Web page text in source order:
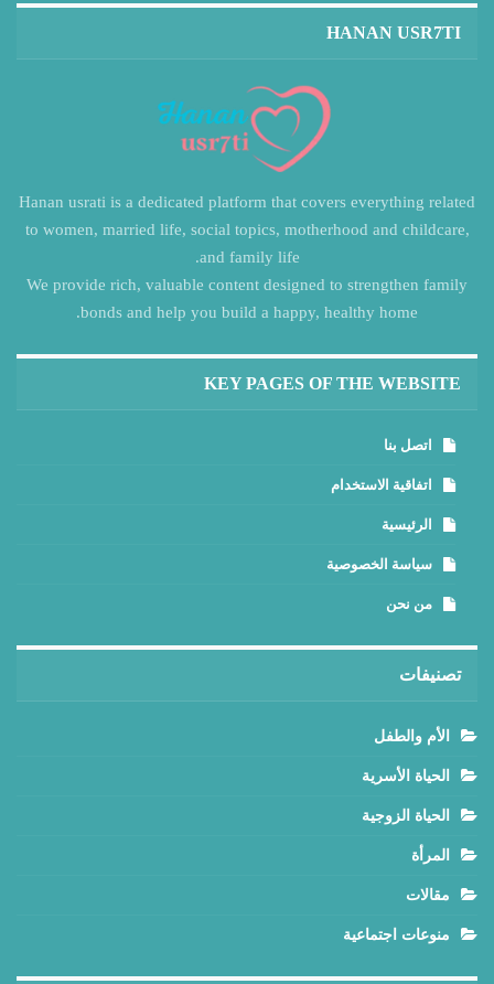
HANAN USR7TI
Hanan usrati is a dedicated platform that covers everything related
to women, married life, social topics, motherhood and childcare,
and family life.
We provide rich, valuable content designed to strengthen family
bonds and help you build a happy, healthy home.
KEY PAGES OF THE WEBSITE
اتصل بنا
اتفاقية الاستخدام
الرئيسية
سياسة الخصوصية
من نحن
تصنيفات
الأم والطفل
الحياة الأسرية
الحياة الزوجية
المرأة
مقالات
منوعات اجتماعية